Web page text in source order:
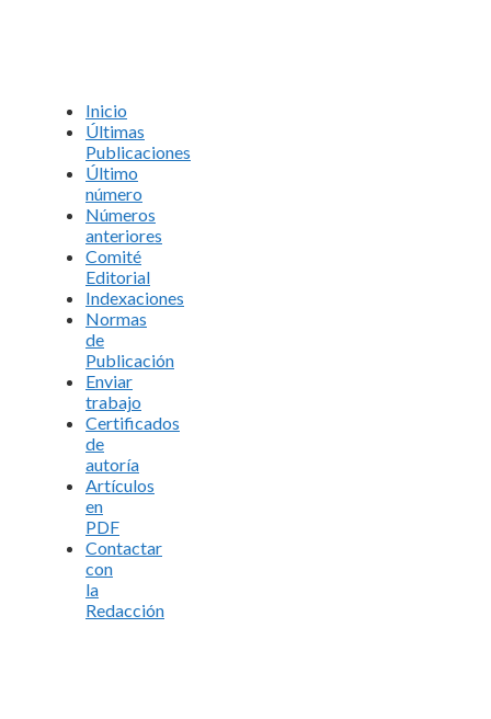
Inicio
Últimas
Publicaciones
Último
número
Números
anteriores
Comité
Editorial
Indexaciones
Normas
de
Publicación
Enviar
trabajo
Certificados
de
autoría
Artículos
en
PDF
Contactar
con
la
Redacción